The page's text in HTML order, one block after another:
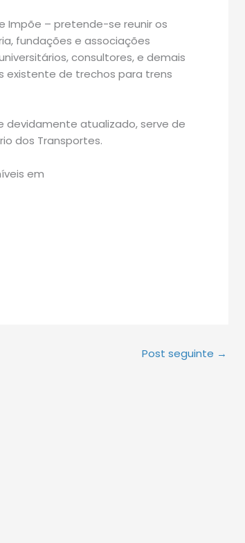
Impõe – pretende-se reunir os
fundações e associações
consultores, e demais
existente de trechos para trens
devidamente atualizado, serve de
dos Transportes.
em
Post seguinte →